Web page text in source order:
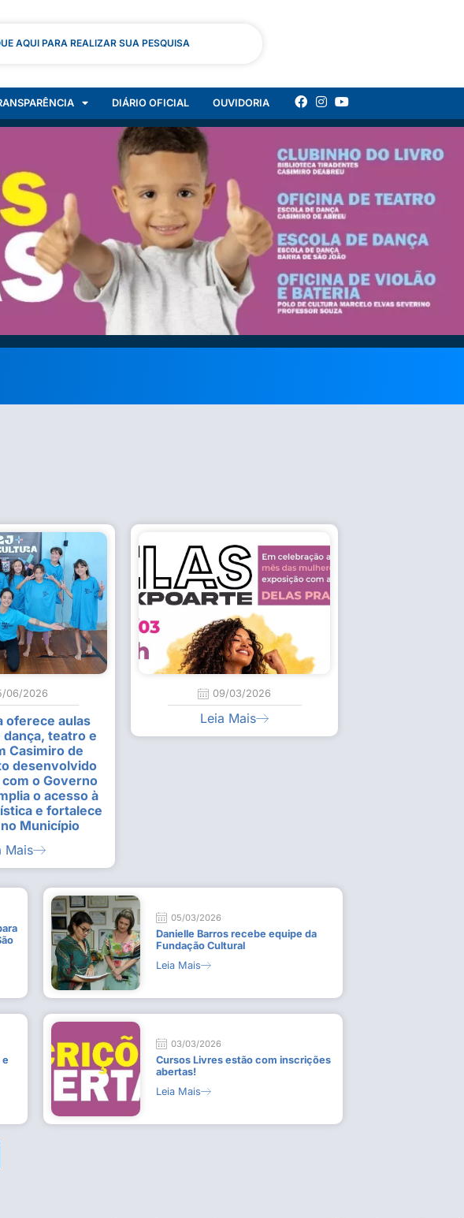
AQUI PARA REALIZAR SUA PESQUISA
DIÁRIO OFICIAL OUVIDORIA
vivenciam experiência artística em visita guiada à exposição “Em
em Rio Dourado
2026
06/2026
oferece aulas
teatro e
Casimiro de
desenvolvido
o Governo
o acesso à
e fortalece
Município
Mais
09/03/2026
Leia Mais
05/03/2026
Danielle Barros recebe equipe da
Fundação Cultural
Leia Mais
03/03/2026
Cursos Livres estão com inscrições
abertas!
Leia Mais